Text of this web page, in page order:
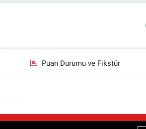
Puan Durumu ve Fikstür